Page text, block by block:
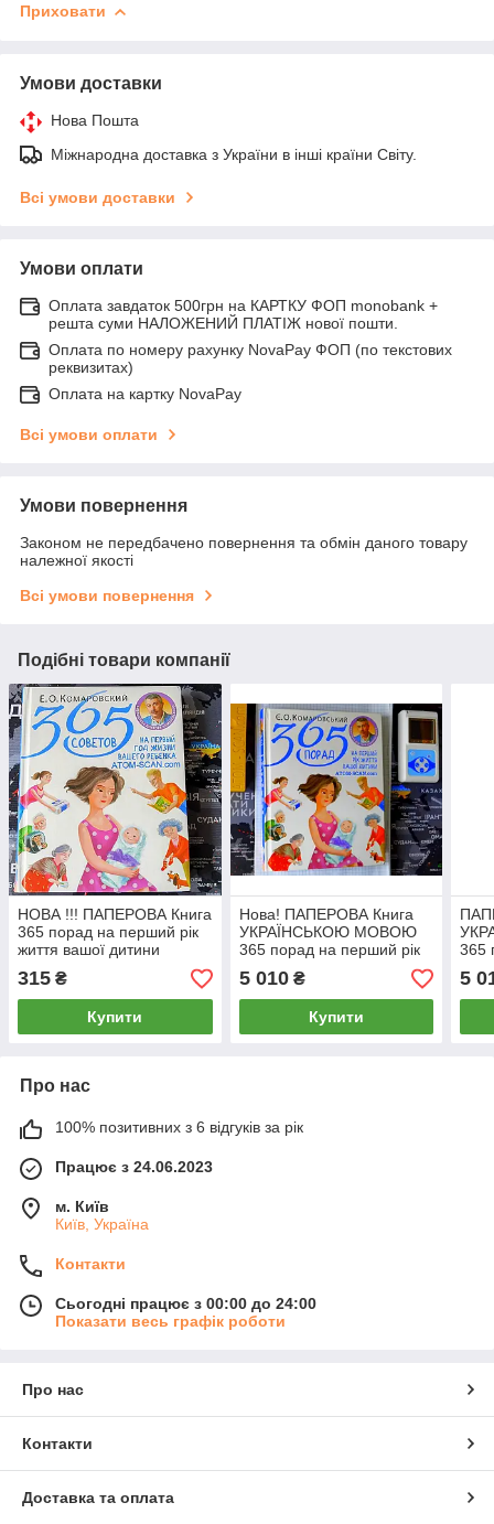
Приховати
Умови доставки
Нова Пошта
Міжнародна доставка з України в інші країни Світу.
Всі умови доставки
Умови оплати
Оплата завдаток 500грн на КАРТКУ ФОП monobank +
решта суми НАЛОЖЕНИЙ ПЛАТІЖ нової пошти.
Оплата по номеру рахунку NovaPay ФОП (по текстових
реквизитах)
Оплата на картку NovaPay
Всі умови оплати
Умови повернення
Законом не передбачено повернення та обмін даного товару
належної якості
Всі умови повернення
Подібні товари компанії
НОВА !!! ПАПЕРОВА Книга
365 порад на перший рік
життя вашої дитини
Є.О.Комаровський
315 ₴
Купити
Нова! ПАПЕРОВА Книга
УКРАЇНСЬКОЮ МОВОЮ
365 порад на перший рік
життя вашої дитини
Є.О.Комаровський
5 010₴
Купити
365
5
Про нас
100% позитивних з 6 відгуків за рік
Працює з 24.06.2023
м. Київ
Київ, Україна
Контакти
Сьогодні працює з 00:00 до 24:00
Показати весь графік роботи
Про нас
Контакти
Доставка та оплата